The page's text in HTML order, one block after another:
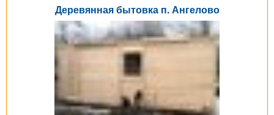
Деревянная бытовка п. Ангелово